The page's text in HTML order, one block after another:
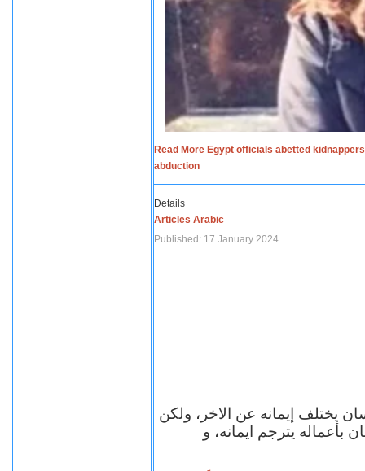
Read More Egypt officials abetted
abduction
Details
Articles Arabic
Published: 17 January 2024
يختلف إيمانه عن الاخر، ولكن
بأعماله يترجم ايمانه، و